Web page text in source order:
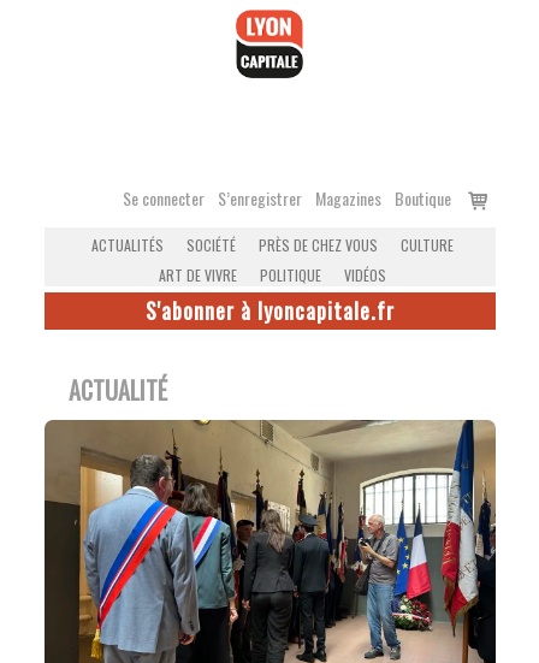
Se connecter S’enregistrer Magazines Boutique
Voir
ACTUALITÉS SOCIÉTÉ PRÈS DE CHEZ VOUS
CULTURE
ART DE VIVRE
POLITIQUE VIDÉOS
S'abonner à lyoncapitale.fr
ACTUALITÉ